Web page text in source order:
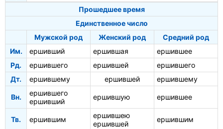
Прошедшее время
Единственное число
Мужской род
Женский род
Средний род
Им.
ершивший ершившая
ершившее
Рд.
ершившего ершившей
ершившего
Дт.
ершившему ершившей ершившему
Вн.
ершившего
ершивший
ершившую ершившее
Тв. ершившим
ершившею
ершившей
ершившим